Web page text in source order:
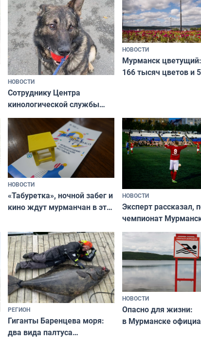
НОВОСТИ
Сотруднику Центра
кинологической службы
ищут новый дом
НОВОСТИ
Мурманск
166 тысяч цветов и
НОВОСТИ
«Табуретка», ночной забег и
кино ждут мурманчан в эти
НОВОСТИ
Эксперт рассказал,
чемпионат
области по футболу
незамеченным
РЕГИОН
Гиганты Баренцева моря:
два вида палтуса
НОВОСТИ
Опасно для жизни:
в Мурманске